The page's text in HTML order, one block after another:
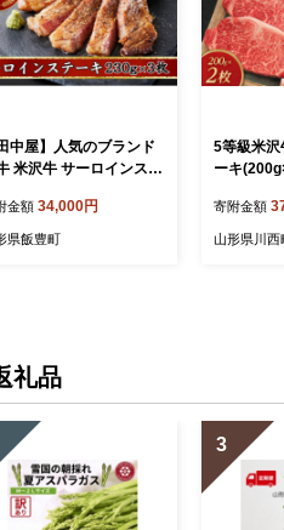
田中屋】人気のブランド
米沢牛 サーロインステ
】 - ブランド牛 国産 和
毛和牛 サーロイン ス
金額 34,000円
県飯豊町
5等級米沢
ーキ
ブランド
送料無料
寄附金額
山形県川西
礼品
3